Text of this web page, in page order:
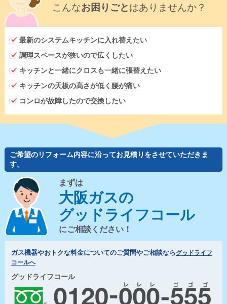
こんなお困りごとはありませんか？
最新のシステムキッチンに入れ替えたい
調理スペースが狭いので広くしたい
キッチンと一緒にクロスも一緒に張替えたい
キッチンの天板の高さが低く腰が痛い
コンロが故障したので交換したい
ご希望のリフォーム内容に沿ってお見積りをさせていただきま
す。
まずは
大阪ガスの
グッドライフコール
にご相談ください！
ガス機器やおトクな料金についてのご質問やご相談ならグッドライフ
コールへ
グッドライフコール